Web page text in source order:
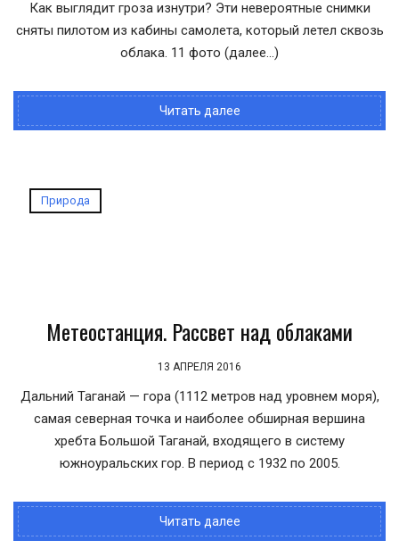
Как выглядит гроза изнутри? Эти невероятные снимки
сняты пилотом из кабины самолета, который летел сквозь
облака. 11 фото (далее…)
Читать далее
Природа
Метеостанция. Рассвет над облаками
13 АПРЕЛЯ 2016
Дальний Таганай — гора (1112 метров над уровнем моря),
самая северная точка и наиболее обширная вершина
хребта Большой Таганай, входящего в систему
южноуральских гор. В период с 1932 по 2005.
Читать далее